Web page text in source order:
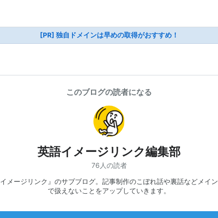
[PR] 独自ドメインは早めの取得がおすすめ！
このブログの読者になる
英語イメージリンク編集部
76人の読者
メージリンク』のサブブログ。記事制作のこぼれ話や裏話などメイ
で扱えないことをアップしていきます。